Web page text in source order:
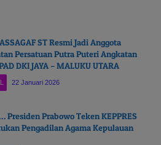
ST Resmi Jadi Anggota
Persatuan Putra Puteri Angkatan
DKI JAYA – MALUKU UTARA
22 Januari 2026
Presiden Prabowo Teken KEPPRES
Pengadilan Agama Kepulauan